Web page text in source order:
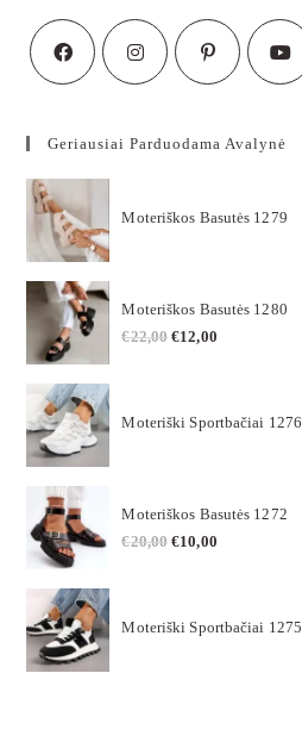
Geriausiai Parduodama Avalynė
Moteriškos Basutės 1279
Moteriškos Basutės 1280
€22,00 €12,00
Moteriški Sportbačiai 1276
Moteriškos Basutės 1272
€20,00 €10,00
Moteriški Sportbačiai 1275